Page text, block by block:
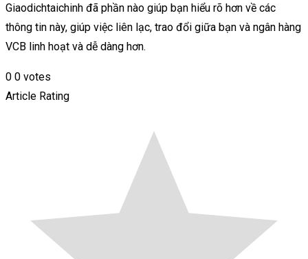
Giaodichtaichinh đã phần nào giúp bạn hiểu rõ hơn về các
thông tin này, giúp việc liên lạc, trao đổi giữa bạn và ngân hàng
VCB linh hoạt và dễ dàng hơn.
0 0 votes
Article Rating